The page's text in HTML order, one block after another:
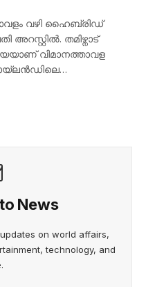
വഴി ഹൈബ്രിഡ്
തമിഴ്നാട്
വിമാനത്താവള
News
on world affairs,
technology, and